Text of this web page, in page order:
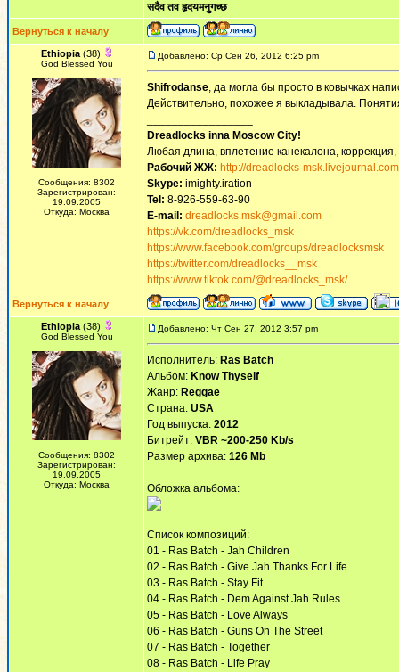
सदैव तव हृदयमनुगच्छ
Вернуться к началу
Ethiopia(38)
God Blessed You
Сообщения: 8302
Зарегистрирован:
19.09.2005
Откуда: Москва
Добавлено: Ср Сен 26, 2012 6:25 pm
Shifrodanse, да могла бы просто в ковычках
Действительно, похожее я выкладывала.
Dreadlocks inna Moscow Сity!
Любая длина, вплетение канекалона,
Рабочий ЖЖ: http://dreadlocks-
Skype: imighty.iration
Tel: 8-926-559-63-90
E-mail: dreadlocks.msk@gmail.com
https://vk.com/dreadlocks_msk
https://www.facebook.com/groups/dreadlocksmsk
https://twitter.com/dreadlocks__msk
https://www.tiktok.com/@dreadlocks_msk/
Вернуться к началу
Ethiopia(38)
God Blessed You
Сообщения: 8302
Зарегистрирован:
19.09.2005
Откуда: Москва
Добавлено: Чт Сен 27, 2012 3:57 pm
Исполнитель: Ras Batch
Альбом: Know Thyself
Жанр: Reggae
Страна: USA
Год выпуска: 2012
Битрейт: VBR ~200-250 Kb/s
Размер архива: 126 Mb
Обложка альбома:
Список композиций:
01 - Ras Batch - Jah Children
02 - Ras Batch - Give Jah Thanks For Life
03 - Ras Batch - Stay Fit
04 - Ras Batch - Dem Against Jah Rules
05 - Ras Batch - Love Always
06 - Ras Batch - Guns On The Street
07 - Ras Batch - Together
08 - Ras Batch - Life Pray